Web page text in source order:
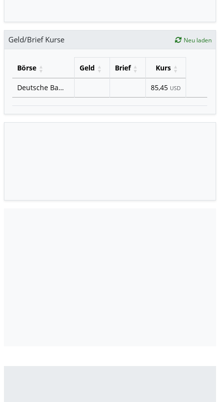
Geld/Brief Kurse Neu laden
Börse Geld Brief Kurs
Deutsche Bank 85,45 USD